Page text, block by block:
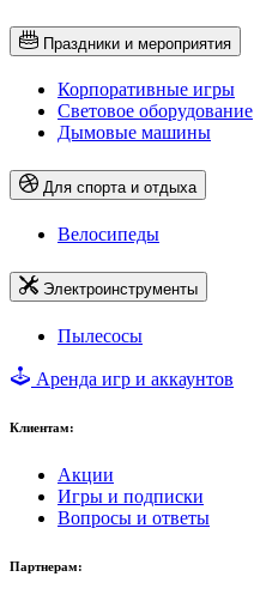
Праздники и мероприятия
Корпоративные игры
Световое оборудование
Дымовые машины
Для спорта и отдыха
Велосипеды
Электроинструменты
Пылесосы
Аренда игр и аккаунтов
Клиентам:
Акции
Игры и подписки
Вопросы и ответы
Партнерам: